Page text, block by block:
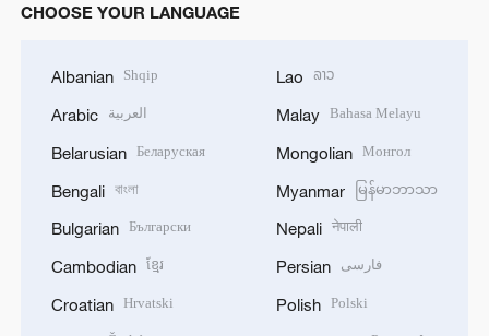
CHOOSE YOUR LANGUAGE
Albanian Shqip
Arabic العربية
Belarusian Беларуская
Bengali বাংলা
Bulgarian Български
Cambodian ខ្មែរ
Croatian Hrvatski
Lao ລາວ
Malay Bahasa Melayu
Mongolian Монгол
Myanmar မြန်မာဘာသာ
Nepali नेपाली
Persian فارسی
Polish Polski